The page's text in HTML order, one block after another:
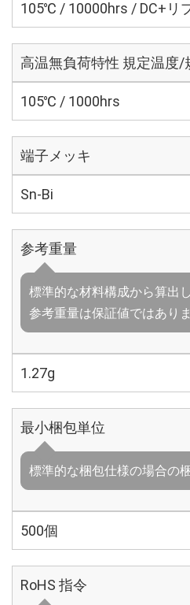
105℃ / 10000hrs / DC+リ
高温無負荷特性 規定温度/
105℃ / 1000hrs
端子メッキ
Sn-Bi
参考重量
標準的な材料構成から算出
参考重量は保証値ではあり
1.27g
最小梱包単位
標準的な梱包仕様の場合の
500個
RoHS 指令